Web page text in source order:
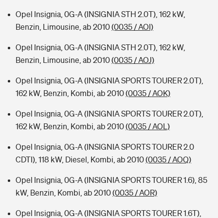
Opel Insignia, 0G-A (INSIGNIA STH 2.0T), 162 kW,
Benzin, Limousine, ab 2010(0035 / AOI)
Opel Insignia, 0G-A (INSIGNIA STH 2.0T), 162 kW,
Benzin, Limousine, ab 2010(0035 / AOJ)
Opel Insignia, 0G-A (INSIGNIA SPORTS TOURER 2.0T),
162 kW, Benzin, Kombi, ab 2010(0035 / AOK)
Opel Insignia, 0G-A (INSIGNIA SPORTS TOURER 2.0T),
162 kW, Benzin, Kombi, ab 2010(0035 / AOL)
Opel Insignia, 0G-A (INSIGNIA SPORTS TOURER 2.0
CDTI), 118 kW, Diesel, Kombi, ab 2010(0035 / AOQ)
Opel Insignia, 0G-A (INSIGNIA SPORTS TOURER 1.6), 85
kW, Benzin, Kombi, ab 2010(0035 / AOR)
Opel Insignia, 0G-A (INSIGNIA SPORTS TOURER 1.6T),